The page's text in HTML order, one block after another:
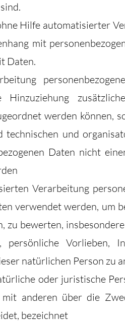
Hilfe automatisierter
mit
Daten.
Hinzuziehung
werden können,
und
Daten nicht
Verarbeitung
verwendet werden, um
zu bewerten,
Vorlieben,
natürlichen Person zu
oder juristische
mit anderen über die
bezeichnet